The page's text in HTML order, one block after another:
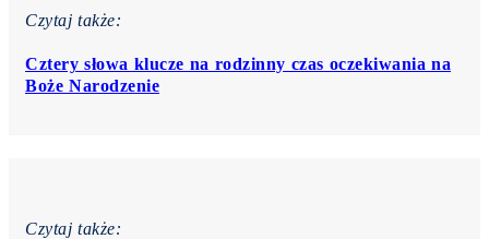
Czytaj także:
Cztery słowa klucze na rodzinny czas oczekiwania na
Boże Narodzenie
Czytaj także: